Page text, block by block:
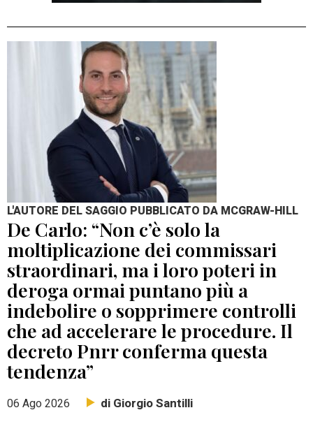
L'AUTORE DEL SAGGIO PUBBLICATO DA MCGRAW-HILL
De Carlo: “Non c’è solo la
moltiplicazione dei commissari
straordinari, ma i loro poteri in
deroga ormai puntano più a
indebolire o sopprimere controlli
che ad accelerare le procedure. Il
decreto Pnrr conferma questa
tendenza”
06 Ago 2026 di Giorgio Santilli